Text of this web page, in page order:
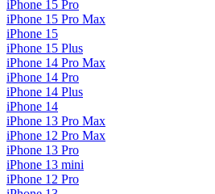
iPhone 15 Pro
iPhone 15 Pro Max
iPhone 15
iPhone 15 Plus
iPhone 14 Pro Max
iPhone 14 Pro
iPhone 14 Plus
iPhone 14
iPhone 13 Pro Max
iPhone 12 Pro Max
iPhone 13 Pro
iPhone 13 mini
iPhone 12 Pro